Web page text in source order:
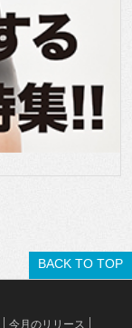
BACK TO TOP
今月のリリース